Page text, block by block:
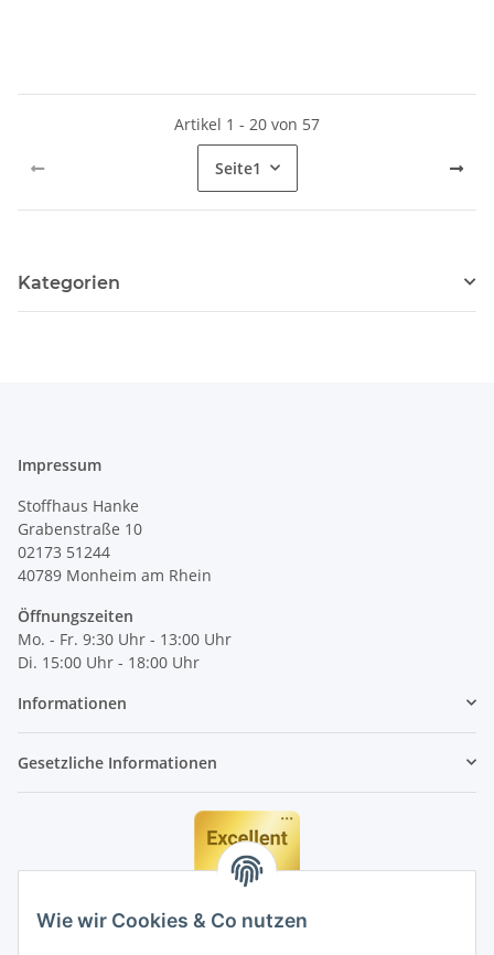
Wie wir Cookies & Co nutzen
Artikel 1 - 20 von 57
Seite1
Kategorien
Impressum
Stoffhaus Hanke
Grabenstraße 10
02173 51244
40789 Monheim am Rhein
Öffnungszeiten
Mo. - Fr. 9:30 Uhr - 13:00 Uhr
Di. 15:00 Uhr - 18:00 Uhr
Informationen
Gesetzliche Informationen